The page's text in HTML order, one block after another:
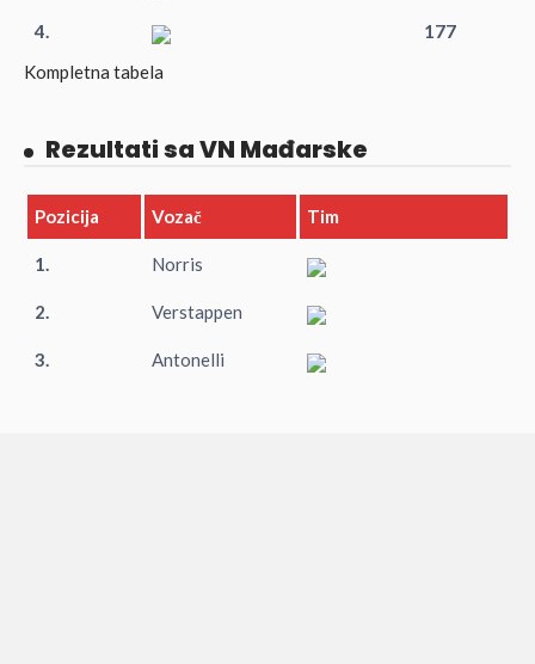
4.
177
Kompletna tabela
Rezultati sa VN Mađarske
Pozicija Vozač Tim
1. Norris
2. Verstappen
3. Antonelli